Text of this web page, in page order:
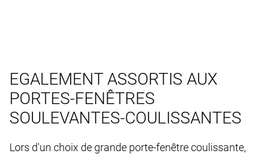
EGALEMENT ASSORTIS AUX
PORTES-FENÊTRES
SOULEVANTES-COULISSANTES
Lors d'un choix de grande porte-fenêtre coulissante,